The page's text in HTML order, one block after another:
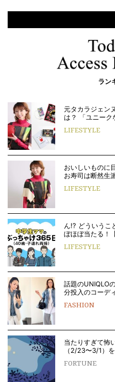
ラン
元タカラジェン
は？ 「ユニー
LIFESTYLE
おいしいものに
お寿司は断然生
LIFESTYLE
ん!? どういうこ
ぼほぼ当たる！
LIFESTYLE
話題のUNIQLO
分投入のコーデ
FASHION
当たりすぎて怖
（2/23〜3/1）
FORTUNE